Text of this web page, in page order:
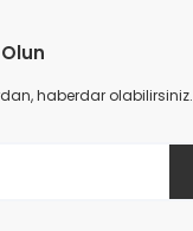
haberdar olabilirsiniz.